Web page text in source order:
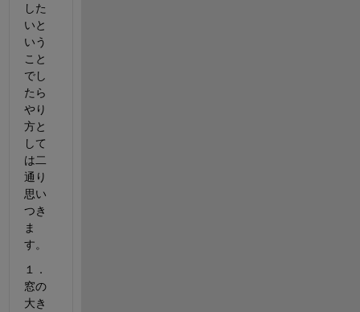
した
いと
いう
こと
でし
たら
やり
方と
して
は二
通り
思い
つき
ま
す。
１．
窓の
大き